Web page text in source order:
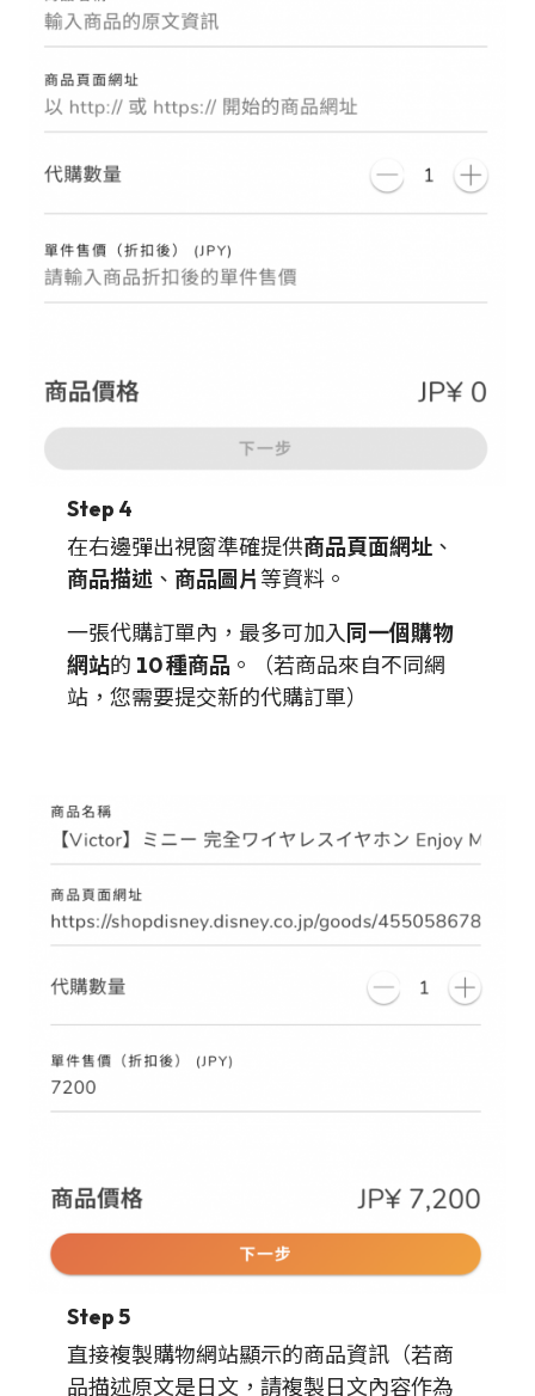
Step 4
在右邊彈出視窗準確提供商品頁面網址 、
商品描述 、 商品圖片 等資料。
一張代購訂單內，最多可加入同一個購物
網站的 10 種商品 。（若商品來自不同網
站，您需要提交新的代購訂單）
Step 5
直接複製購物網站顯示的商品資訊（若商
品描述原文是日文，請複製日文內容作為